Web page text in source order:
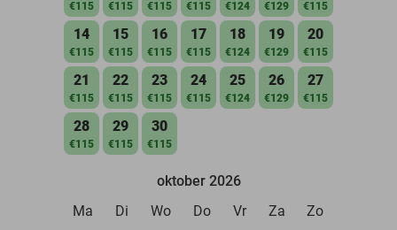
€115 €115 €115 €115 €124 €129 €115
14
€115
15
€115
16
€115
17
€115
18
€124
19
€129
20
€115
21
€115
22
€115
23
€115
24
€115
25
€124
26
€129
27
€115
28
€115
29
€115
30
€115
oktober 2026
Ma
Di Wo Do Vr Za Zo